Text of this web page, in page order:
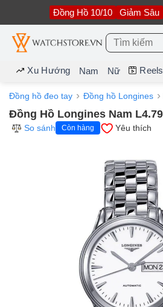
nội
dung
Đồng Hồ 10/10 Giảm Sâu
Tìm
kiếm:
Xu Hướng Nam Nữ Reels
Đồng hồ đeo tay Đồng hồ Longines
Đồng Hồ Longines Nam
So sánh
Còn hàng Yêu thích